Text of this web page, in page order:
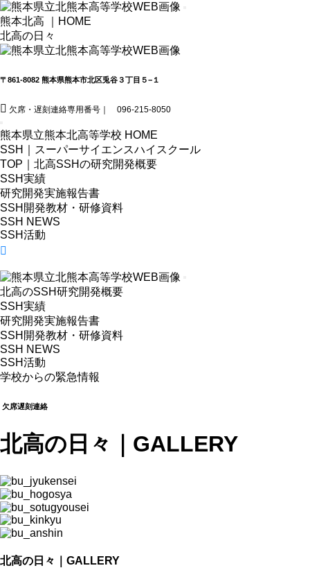
熊本北高 ｜HOME
北高の日々
〒861-8082 熊本県熊本市北区兎谷３丁目５−１
欠席・遅刻連絡専用番号｜ 096-215-8050
熊本県立熊本北高等学校 HOME
SSH｜スーパーサイエンスハイスクール
TOP｜北高SSHの研究開発概要
SSH実績
研究開発実施報告書
SSH開発教材・研修資料
SSH NEWS
SSH活動
北高のSSH研究開発概要
SSH実績
研究開発実施報告書
SSH開発教材・研修資料
SSH NEWS
SSH活動
学校からの緊急情報
欠席遅刻連絡
北高の日々 ｜GALLERY
北高の日々｜GALLERY